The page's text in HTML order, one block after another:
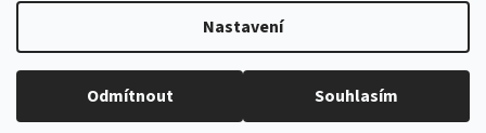
Nastavení
Odmítnout Souhlasím
Copyright 2026ESHOPBAZÉNY. Všechna práva vyhrazena.Upravit